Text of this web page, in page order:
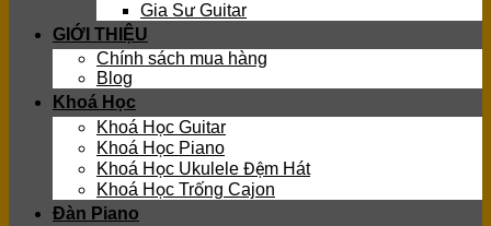
Gia Sư Guitar
GIỚI THIỆU
Chính sách mua hàng
Blog
Khoá Học
Khoá Học Guitar
Khoá Học Piano
Khoá Học Ukulele Đệm Hát
Khoá Học Trống Cajon
Đàn Piano